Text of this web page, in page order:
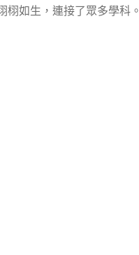
栩如生，連接了眾多學科。